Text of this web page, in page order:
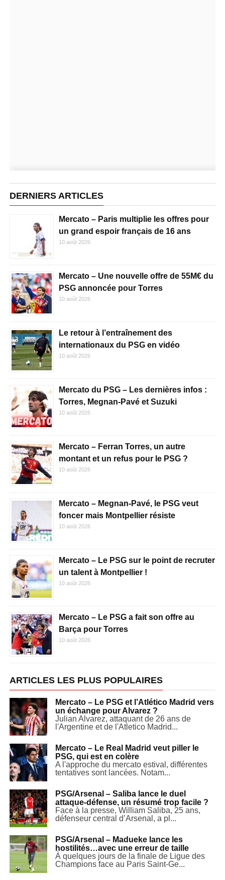
DERNIERS ARTICLES
Mercato – Paris multiplie les offres pour
un grand espoir français de 16 ans
10 août 2026
Mercato – Une nouvelle offre de 55M€ du
PSG annoncée pour Torres
10 août 2026
Le retour à l’entraînement des
internationaux du PSG en vidéo
10 août 2026
Mercato du PSG – Les dernières infos :
Torres, Megnan-Pavé et Suzuki
10 août 2026
Mercato – Ferran Torres, un autre
montant et un refus pour le PSG ?
10 août 2026
Mercato – Megnan-Pavé, le PSG veut
foncer mais Montpellier résiste
10 août 2026
Mercato – Le PSG sur le point de recruter
un talent à Montpellier !
10 août 2026
Mercato – Le PSG a fait son offre au
Barça pour Torres
10 août 2026
ARTICLES LES PLUS POPULAIRES
Mercato – Le PSG et l’Atlético Madrid vers
un échange pour Alvarez ?
Julian Alvarez, attaquant de 26 ans de
l'Argentine et de l'Atletico Madrid...
Mercato – Le Real Madrid veut piller le
PSG, qui est en colère
A l'approche du mercato estival, différentes
tentatives sont lancées. Notam...
PSG/Arsenal – Saliba lance le duel
attaque-défense, un résumé trop facile ?
Face à la presse, William Saliba, 25 ans,
défenseur central d’Arsenal, a pl...
PSG/Arsenal – Madueke lance les
hostilités…avec une erreur de taille
À quelques jours de la finale de Ligue des
Champions face au Paris Saint-Ge...